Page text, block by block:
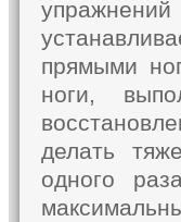
прямыми
ноги,
делать
одного